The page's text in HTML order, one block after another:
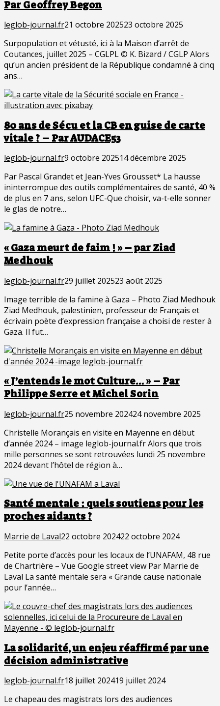
Par Geoffrey Begon
leglob-journal.fr21 octobre 202523 octobre 2025
Surpopulation et vétusté, ici à la Maison d’arrêt de
Coutances, juillet 2025 – CGLPL © K. Bizard / CGLP Alors
qu’un ancien président de la République condamné à cinq
ans…
80 ans de Sécu et la CB en guise de carte
vitale ? – Par AUDACE53
leglob-journal.fr9 octobre 202514 décembre 2025
Par Pascal Grandet et Jean-Yves Grousset* La hausse
ininterrompue des outils complémentaires de santé, 40 %
de plus en 7 ans, selon UFC-Que choisir, va-t-elle sonner
le glas de notre…
« Gaza meurt de faim ! » – par Ziad
Medhouk
leglob-journal.fr29 juillet 202523 août 2025
Image terrible de la famine à Gaza – Photo Ziad Medhouk
Ziad Medhouk, palestinien, professeur de Français et
écrivain poète d’expression française a choisi de rester à
Gaza. Il fut…
« J’entends le mot Culture… » – Par
Philippe Serre et Michel Sorin
leglob-journal.fr25 novembre 202424 novembre 2025
Christelle Morançais en visite en Mayenne en début
d’année 2024 – image leglob-journal.fr Alors que trois
mille personnes se sont retrouvées lundi 25 novembre
2024 devant l’hôtel de région à…
Santé mentale : quels soutiens pour les
proches aidants ?
Marrie de Laval22 octobre 202422 octobre 2024
Petite porte d’accès pour les locaux de l’UNAFAM, 48 rue
de Chartrière – Vue Google street view Par Marrie de
Laval La santé mentale sera « Grande cause nationale
pour l’année…
La solidarité, un enjeu réaffirmé par une
décision administrative
leglob-journal.fr18 juillet 202419 juillet 2024
Le chapeau des magistrats lors des audiences